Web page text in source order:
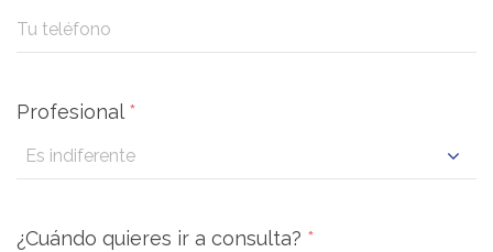
Profesional *
¿Cuándo quieres ir a consulta? *